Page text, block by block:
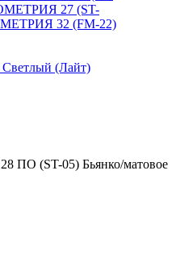
27 (ST-
32 (FM-22)
Светлый (Лайт)
ПО (ST-05) Бьянко/матовое